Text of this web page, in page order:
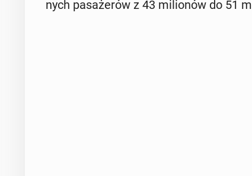
nych pa­sa­że­rów z 43 mi­lio­nów do 51